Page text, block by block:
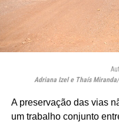
Adriana Izel e Thaís
A preservação das vias
um trabalho conjunto